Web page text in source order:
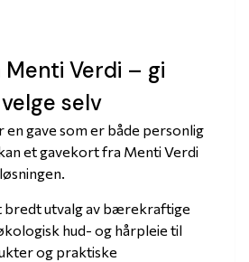
Verdi – gi
selv
en gave som er både personlig
et gavekort fra Menti Verdi
bredt utvalg av bærekraftige
hud- og hårpleie til
og praktiske